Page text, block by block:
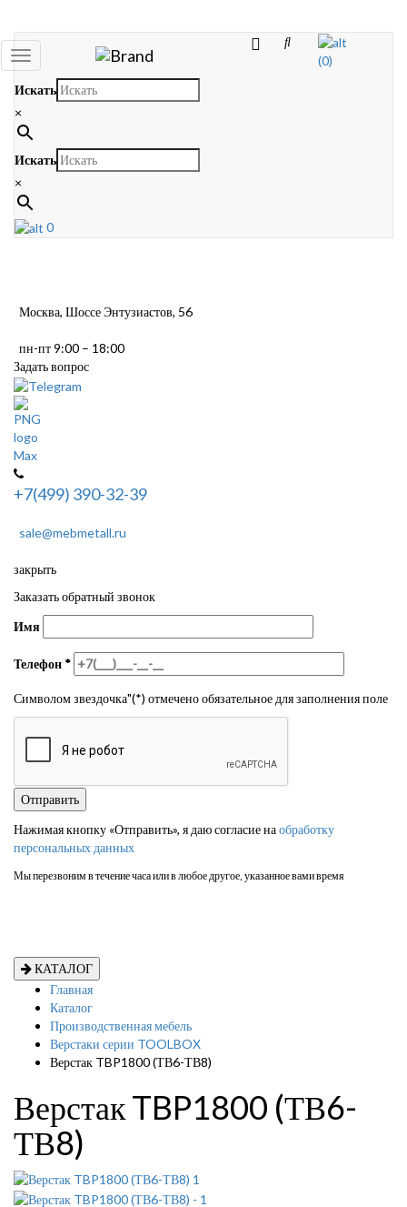
Toggle
navigation
(0)
Искать
×
Искать
×
0
Москва, Шоссе Энтузиастов, 56
пн-пт 9:00 – 18:00
Задать вопрос
+7(499) 390-32-39
sale@mebmetall.ru
закрыть
Заказать обратный звонок
Имя
Телефон *
Символом звездочка"(*) отмечено обязательное для заполнения поле
Нажимая кнопку «Отправить», я даю согласие наобработку
персональных данных
Мы перезвоним в течение часа или в любое другое, указанное вами время
КАТАЛОГ
Главная
Каталог
Производственная мебель
Верстаки серии TOOLBOX
Верстак TBP1800 (ТВ6-ТВ8)
Верстак TBP1800 (ТВ6-
ТВ8)